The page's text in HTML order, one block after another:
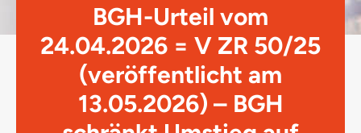
BGH-Urteil vom
24.04.2026 = V ZR 50/25
(veröffentlicht am
13.05.2026) – BGH